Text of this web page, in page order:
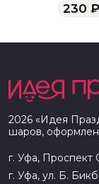
230 ₽
2026 «Идея
шаров,
г. Уфа, Проспект
г. Уфа, ул. Б.